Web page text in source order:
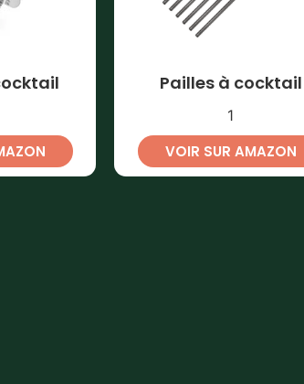
Pailles à cocktail
1
VOIR SUR AMAZON